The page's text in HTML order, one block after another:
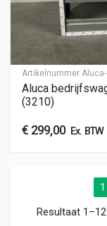
Artikelnummer
Aluca
(3210)
€ 299,00Ex. BTW
1
Resultaat